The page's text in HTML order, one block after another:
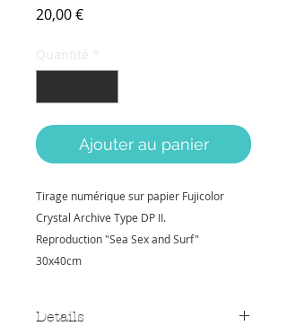
20,00 €Prix
Ajouter au panier
Tirage numérique sur papier Fujicolor
Crystal Archive Type DP II.
Reproduction "Sea Sex and Surf"
30x40cm
Details